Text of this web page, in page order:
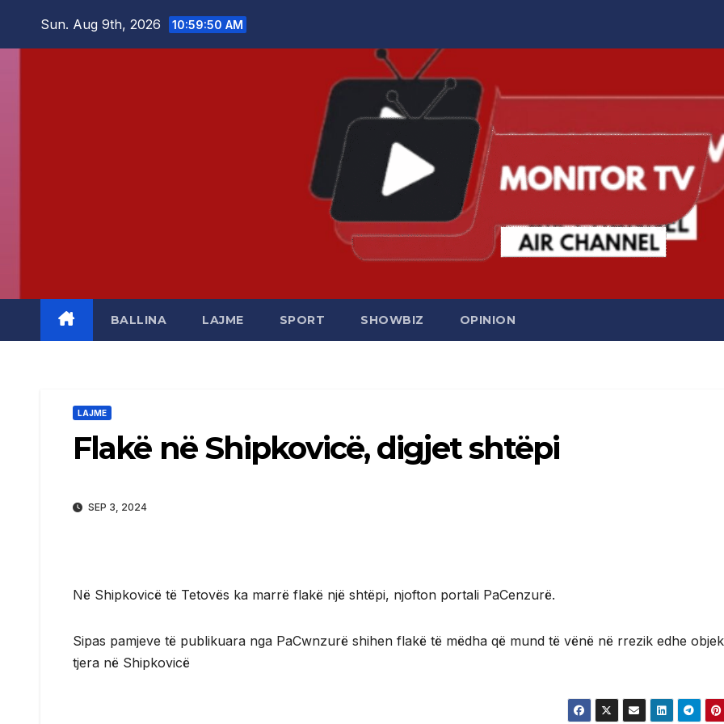
Sun. Aug 9th, 2026 10:59:50 AM
BALLINA LAJME SPORT SHOWBIZ OPINION
LAJME
Flakë në Shipkovicë, digjet shtëpi
SEP 3, 2024
Në Shipkovicë të Tetovës ka marrë flakë një shtëpi, njofton portali PaCenzurë.
Sipas pamjeve të publikuara nga PaCwnzurë shihen flakë të mëdha që mund të vënë në rrezik edhe
tjera në Shipkovicë